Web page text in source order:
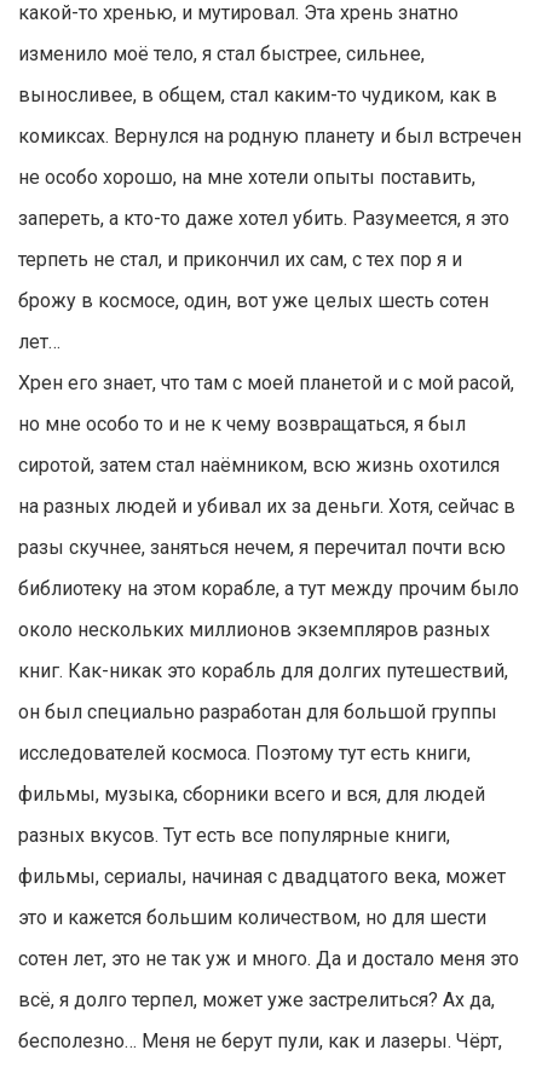
какой-то хренью, и мутировал. Эта хрень знатно
изменило моё тело, я стал быстрее, сильнее,
выносливее, в общем, стал каким-то чудиком, как в
комиксах. Вернулся на родную планету и был встречен
не особо хорошо, на мне хотели опыты поставить,
запереть, а кто-то даже хотел убить. Pазумеется, я это
терпеть не стал, и прикончил их сам, с тех пор я и
брожу в космосе, один, вот уже целых шесть сотен
лет…
Xрен его знает, что там с моей планетой и с мой расой,
но мне особо то и не к чему возвращаться, я был
сиротой, затем стал наёмником, всю жизнь охотился
на разных людей и убивал их за деньги. Хотя, сейчас в
разы скучнее, заняться нечем, я перечитал почти всю
библиотеку на этом корабле, а тут между прочим было
около нескольких миллионов экземпляров разных
книг. Как-никак это корабль для долгих путешествий,
он был специально разработан для большой группы
исследователей космоса. Поэтому тут есть книги,
фильмы, музыка, сборники всего и вся, для людей
разных вкусов. Тут есть все популярные книги,
фильмы, сериалы, начиная с двадцатого века, может
это и кажется большим количеством, но для шести
сотен лет, это не так уж и много. Да и достало меня это
всё, я долго терпел, может уже застрелиться? Ах да,
бесполезно… Меня не берут пули, как и лазеры. Чёрт,